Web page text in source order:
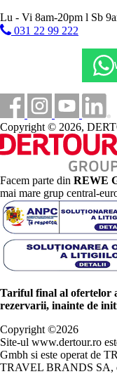
Lu - Vi 8am-20pm l Sb
031 22 99 222
Copyright © 2026,
Facem parte din REWE
mai mare grup central-
Tariful final al ofertelor
rezervarii, inainte de
Copyright ©2026
Site-ul www.dertour.ro
Gmbh si este operat de
TRAVEL BRANDS SA,